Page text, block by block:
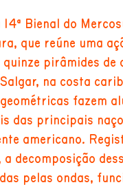
Bienal do
que reúne uma
quinze pirâmides de
na costa
fazem
das principais
americano.
decomposição
pelas ondas,